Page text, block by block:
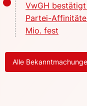
VwGH
Partei-
Mio. fest
Alle